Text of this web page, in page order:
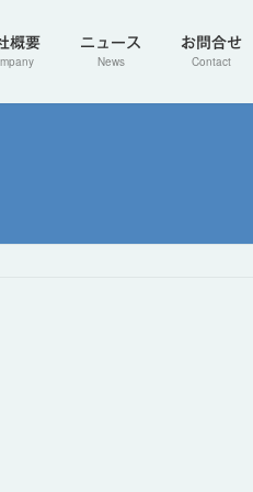
概要
ニュース
News
お問合せ
Contact